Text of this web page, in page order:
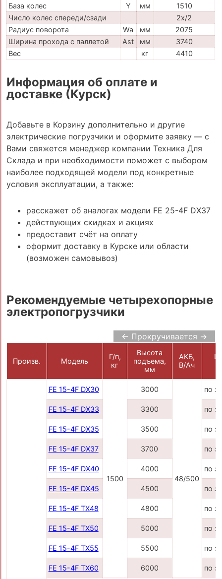
База колес Y мм
1510
Число колес спереди/сзади
2x/2
Радиус поворота
Wa мм
2075
Ширина прохода с паллетой
Ast мм
3740
Вес
кг 4410
Информация об оплате и
доставке (Курск)
Добавьте в Корзину дополнительно и другие
электрические погрузчики и оформите заявку — с
Вами свяжется менеджер компании Техника Для
Склада и при необходимости поможет с выбором
наиболее подходящей модели под конкретные
условия эксплуатации, а также:
расскажет об аналогах модели FE 25-4F DX37
действующих скидках и акциях
предоставит счёт на оплату
оформит доставку в Курске или области
(возможен самовывоз)
Рекомендуемые четырехопорные
электропогрузчики
← Прокручивается →
Произв. Модель
Г/п,
кг
Высота
подъема,
мм
АКБ,
В/Ач
FE 15-4F DX30
1500
3000
48/500
по
FE 15-4F DX33 3300 по
FE 15-4F DX35 3500 по
FE 15-4F DX37 3700 по
FE 15-4F DX40 4000 по
FE 15-4F DX45 4500 по
FE 15-4F TX48 4800 по
FE 15-4F TX50 5000 по
FE 15-4F TX55 5500 по
FE 15-4F TX60 6000 по